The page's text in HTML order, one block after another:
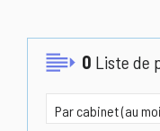
0 Liste de